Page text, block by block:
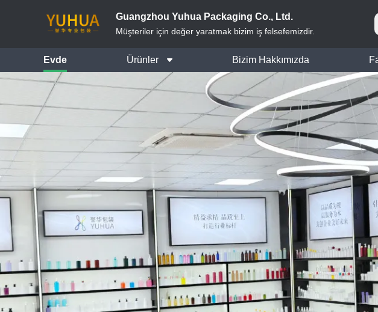
Guangzhou Yuhua Packaging Co., Ltd.
Müşteriler için değer yaratmak bizim iş felsefemizdir.
Evde Ürünler Bizim Hakkımızda